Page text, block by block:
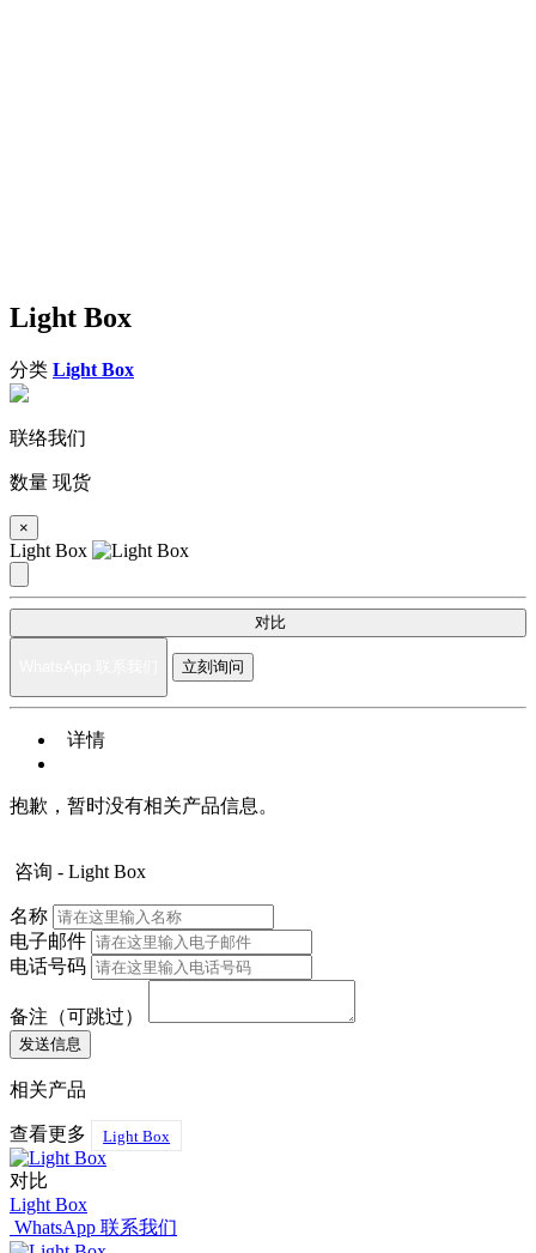
Light Box
分类 Light Box
联络我们
数量 现货
×
Light Box
对比
立刻询问
详情
抱歉，暂时没有相关产品信息。
咨询 - Light Box
名称
电子邮件
电话号码
备注（可跳过）
相关产品
查看更多 Light Box
对比
Light Box
WhatsApp 联系我们